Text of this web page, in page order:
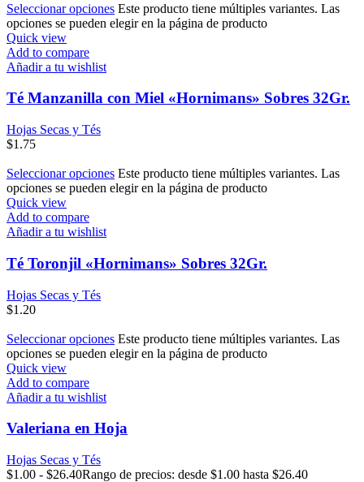
Seleccionar opciones Este producto tiene múltiples variantes. Las
opciones se pueden elegir en la página de producto
Quick view
Add to compare
Añadir a tu wishlist
Té Manzanilla con Miel «Hornimans» Sobres 32Gr.
Hojas Secas y Tés
$1.75
Seleccionar opciones Este producto tiene múltiples variantes. Las
opciones se pueden elegir en la página de producto
Quick view
Add to compare
Añadir a tu wishlist
Té Toronjil «Hornimans» Sobres 32Gr.
Hojas Secas y Tés
$1.20
Seleccionar opciones Este producto tiene múltiples variantes. Las
opciones se pueden elegir en la página de producto
Quick view
Add to compare
Añadir a tu wishlist
Valeriana en Hoja
Hojas Secas y Tés
$1.00 - $26.40Rango de precios: desde $1.00 hasta $26.40